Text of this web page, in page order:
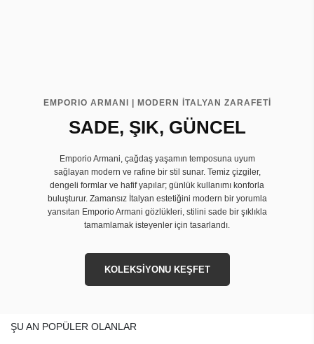
EMPORIO ARMANI | MODERN İTALYAN ZARAFETİ
SADE, ŞIK, GÜNCEL
Emporio Armani, çağdaş yaşamın temposuna uyum
sağlayan modern ve rafine bir stil sunar. Temiz çizgiler,
dengeli formlar ve hafif yapılar; günlük kullanımı konforla
buluşturur. Zamansız İtalyan estetiğini modern bir yorumla
yansıtan Emporio Armani gözlükleri, stilini sade bir şıklıkla
tamamlamak isteyenler için tasarlandı.
KOLEKSİYONU KEŞFET
ŞU AN POPÜLER OLANLAR